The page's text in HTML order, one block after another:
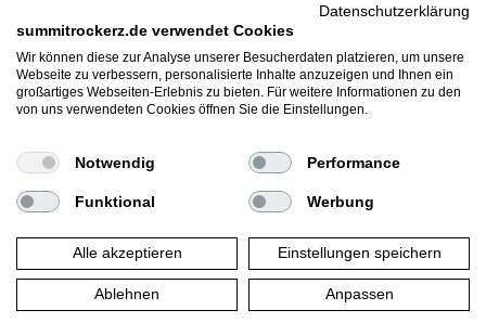
Follow Us
Datenschutzerklärung
summitrockerz.de verwendet Cookies
Wir können diese zur Analyse unserer Besucherdaten platzieren, um unsere
Webseite zu verbessern, personalisierte Inhalte anzuzeigen und Ihnen ein
großartiges Webseiten-Erlebnis zu bieten. Für weitere Informationen zu den
von uns verwendeten Cookies öffnen Sie die Einstellungen.
Notwendig Performance
Funktional Werbung
Alle akzeptieren Einstellungen speichern
Ablehnen Anpassen